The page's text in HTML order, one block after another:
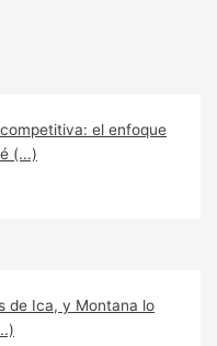
el enfoque
(...)
de Ica, y Montana lo